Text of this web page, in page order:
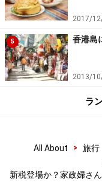
2017/
5 香港島
2013/
ラ
All About > 旅行
新税登場か？家政婦さ